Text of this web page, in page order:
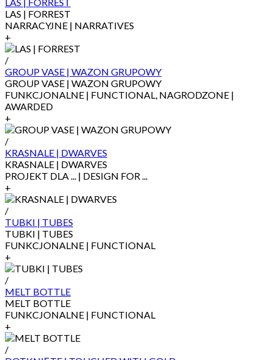
LAS | FORREST
NARRACYJNE | NARRATIVES
+
/
GROUP VASE | WAZON GRUPOWY
GROUP VASE | WAZON GRUPOWY
FUNKCJONALNE | FUNCTIONAL, NAGRODZONE |
AWARDED
+
/
KRASNALE | DWARVES
KRASNALE | DWARVES
PROJEKT DLA ... | DESIGN FOR ...
+
/
TUBKI | TUBES
TUBKI | TUBES
FUNKCJONALNE | FUNCTIONAL
+
/
MELT BOTTLE
MELT BOTTLE
FUNKCJONALNE | FUNCTIONAL
+
/